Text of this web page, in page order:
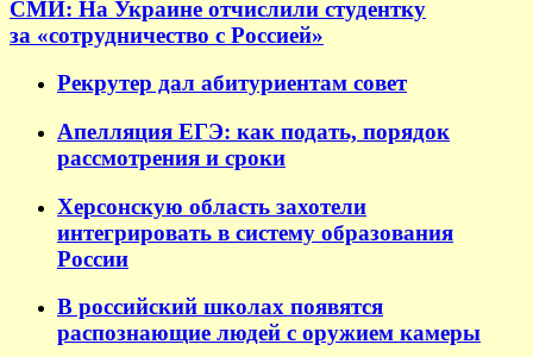
СМИ: На Украине отчислили студентку
за «сотрудничество с Россией»
Рекрутер дал абитуриентам совет
Апелляция ЕГЭ: как подать, порядок
рассмотрения и сроки
Херсонскую область захотели
интегрировать в систему образования
России
В российский школах появятся
распознающие людей с оружием камеры